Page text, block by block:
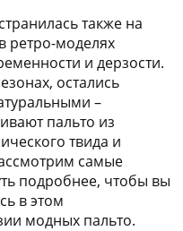
также на
ретро-моделях
и дерзости.
остались
–
пальто из
твида и
самые
подробнее, чтобы вы
в этом
модных пальто.